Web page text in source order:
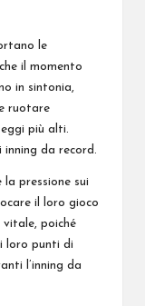
le
il momento
in sintonia,
ruotare
più alti.
inning da record.
pressione sui
il loro gioco
poiché
loro punti di
l’inning da